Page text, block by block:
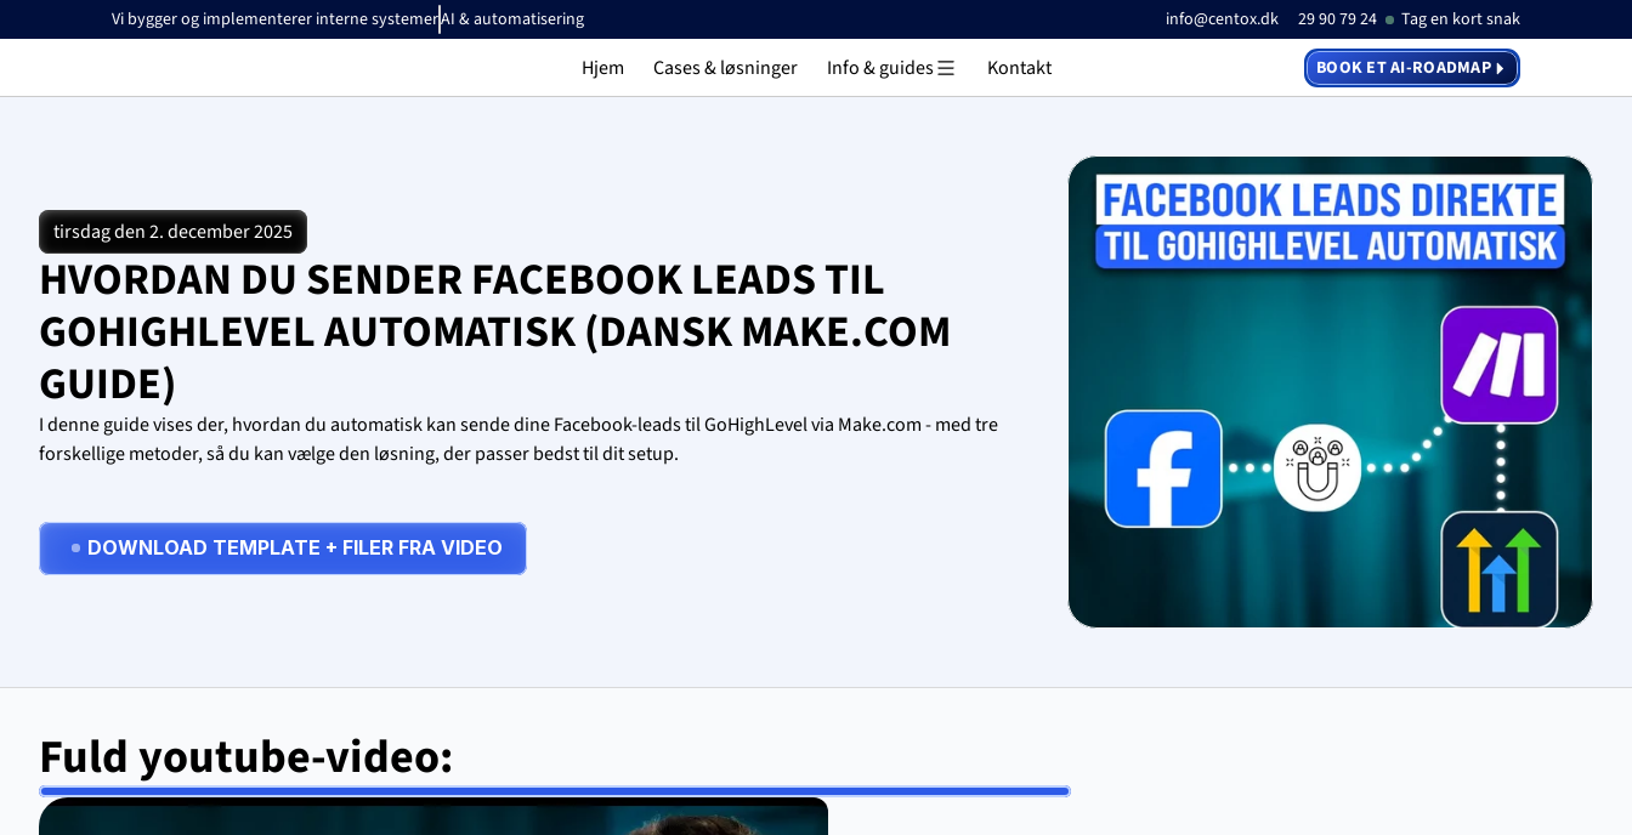
Vi bygger og implementerer interne systemerAI & automatisering info@centox.dk 29 90 79 24 Tag en kort snak
Hjem Cases & løsninger Info & guides Kontakt BOOK ET AI-ROADMAP
tirsdag den 2. december 2025
HVORDAN DU SENDER FACEBOOK LEADS TIL
GOHIGHLEVEL AUTOMATISK (DANSK MAKE.COM
GUIDE)
I denne guide vises der, hvordan du automatisk kan sende dine Facebook-leads til GoHighLevel via Make.com - med tre
forskellige metoder, så du kan vælge den løsning, der passer bedst til dit setup.
DOWNLOAD TEMPLATE + FILER FRA VIDEO
Fuld youtube-video: